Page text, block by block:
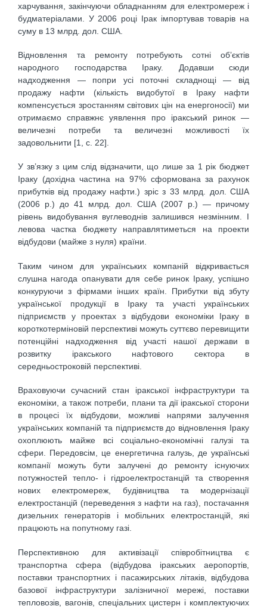
харчування, закінчуючи обладнанням для електромереж і
будматеріалами. У 2006 році Ірак імпортував товарів на
суму в 13 млрд. дол. США.
Відновлення та ремонту потребують сотні об’єктів
народного господарства Іраку. Додавши сюди
надходження — попри усі поточні складнощі — від
продажу нафти (кількість видобутої в Іраку нафти
компенсується зростанням світових цін на енергоносії) ми
отримаємо справжнє уявлення про іракський ринок —
величезні потреби та величезні можливості їх
задовольнити [1, c. 22].
У зв’язку з цим слід відзначити, що лише за 1 рік бюджет
Іраку (дохідна частина на 97% сформована за рахунок
прибутків від продажу нафти.) зріс з 33 млрд. дол. США
(2006 р.) до 41 млрд. дол. США (2007 р.) — причому
рівень видобування вуглеводнів залишився незмінним. І
левова частка бюджету направлятиметься на проекти
відбудови (майже з нуля) країни.
Таким чином для українських компаній відкривається
слушна нагода опанувати для себе ринок Іраку, успішно
конкуруючи з фірмами інших країн. Прибутки від збуту
української продукції в Іраку та участі українських
підприємств у проектах з відбудови економіки Іраку в
короткотерміновій перспективі можуть суттєво перевищити
потенційні надходження від участі нашої держави в
розвитку іракського нафтового сектора в
середньостроковій перспективі.
Враховуючи сучасний стан іракської інфраструктури та
економіки, а також потреби, плани та дії іракської сторони
в процесі їх відбудови, можливі напрями залучення
українських компаній та підприємств до відновлення Іраку
охоплюють майже всі соціально-економічні галузі та
сфери. Передовсім, це енергетична галузь, де українські
компанії можуть бути залучені до ремонту існуючих
потужностей тепло- і гідроелектростанцій та створення
нових електромереж, будівництва та модернізації
електростанцій (переведення з нафти на газ), постачання
дизельних генераторів і мобільних електростанцій, які
працюють на попутному газі.
Перспективною для активізації співробітництва є
транспортна сфера (відбудова іракських аеропортів,
поставки транспортних і пасажирських літаків, відбудова
базової інфраструктури залізничної мережі, поставки
тепловозів, вагонів, спеціальних цистерн і комплектуючих